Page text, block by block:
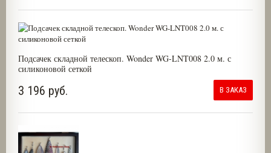
Подсачек складной телескоп. Wonder WG-LNT008 2.0 м. с
силиконовой сеткой
3 196 руб. В ЗАКАЗ